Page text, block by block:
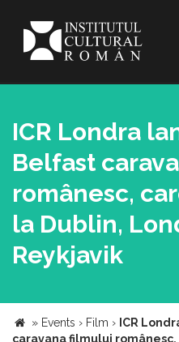
ICR Londra
Belfast
românesc,
la Dublin,
Reykjavik
» Events › Film › ICR
caravana filmului